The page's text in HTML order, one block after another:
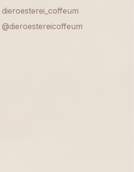
dieroesterei_coffeum
@dieroestereicoffeum